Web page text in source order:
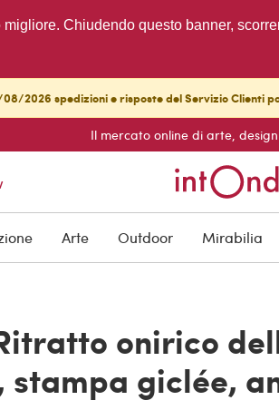
Chiudendo questo banner,
08/2026 spedizioni e risposte del Servizio Clienti
Il mercato online di arte,
Arte Outdoor Mirabilia
onirico
stampa giclée,